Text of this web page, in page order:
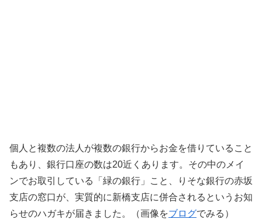
個人と複数の法人が複数の銀行からお金を借りていること
もあり、銀行口座の数は20近くあります。その中のメイ
ンでお取引している「緑の銀行」こと、りそな銀行の赤坂
支店の窓口が、実質的に新橋支店に併合されるというお知
らせのハガキが届きました。（画像をブログでみる）